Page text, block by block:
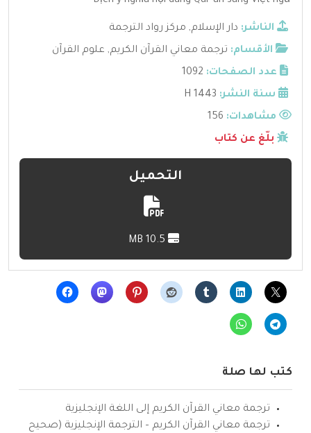
الناشر: دار الإسلام, مركز رواد الترجمة
الأقسام: ترجمة معاني القرآن الكريم, علوم القرآن
عدد الصفحات: 1092
سنة النشر: 1443 H
مشاهدات:
بلّغ عن كتاب
التحميل
كتب لها صلة
ترجمة معاني القرآن الكريم إلى اللغة الإنجليزية
ترجمة معاني القرآن الكريم – الترجمة الإنجليزية (صحيح